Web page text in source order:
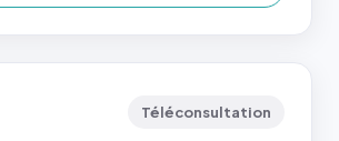
Téléconsultation